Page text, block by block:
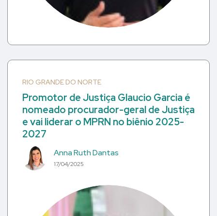
RIO GRANDE DO NORTE
Promotor de Justiça Glaucio Garcia é
nomeado procurador-geral de Justiça
e vai liderar o MPRN no biênio 2025-
2027
Anna Ruth Dantas
17/04/2025